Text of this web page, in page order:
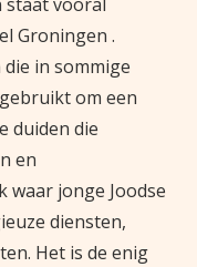
Groningen .
in sommige
om een
duiden die
en
waar jonge Joodse
diensten,
Het is de enig